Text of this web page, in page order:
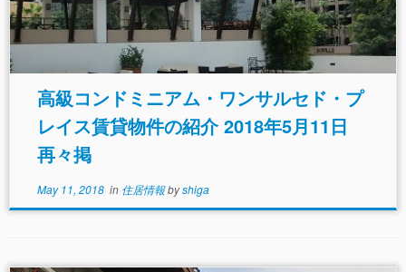
高級コンドミニアム・ワンサルセド・プ
レイス賃貸物件の紹介 2018年5月11日
再々掲
May 11, 2018in 住居情報byshiga